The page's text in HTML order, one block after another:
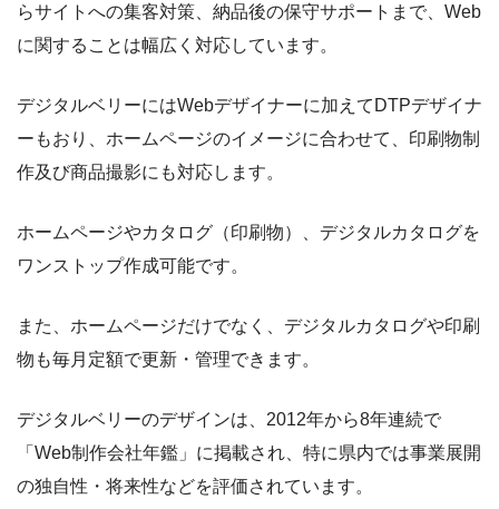
らサイトへの集客対策、納品後の保守サポートまで、Web
に関することは幅広く対応しています。
デジタルベリーにはWebデザイナーに加えてDTPデザイナ
ーもおり、ホームページのイメージに合わせて、印刷物制
作及び商品撮影にも対応します。
ホームページやカタログ（印刷物）、デジタルカタログを
ワンストップ作成可能です。
また、ホームページだけでなく、デジタルカタログや印刷
物も毎月定額で更新・管理できます。
デジタルベリーのデザインは、2012年から8年連続で
「Web制作会社年鑑」に掲載され、特に県内では事業展開
の独自性・将来性などを評価されています。